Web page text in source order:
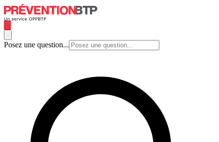
Posez une question...